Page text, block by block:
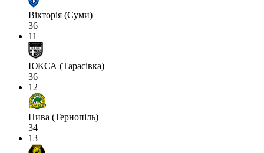
Вікторія (Суми)
36
11
ЮКСА (Тарасівка)
36
12
Нива (Тернопіль)
34
13